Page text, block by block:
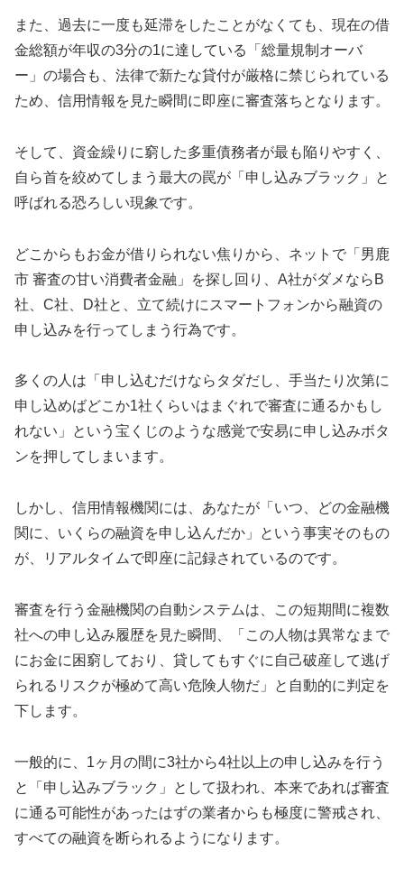
また、過去に一度も延滞をしたことがなくても、現在の借
金総額が年収の3分の1に達している「総量規制オーバ
ー」の場合も、法律で新たな貸付が厳格に禁じられている
ため、信用情報を見た瞬間に即座に審査落ちとなります。
そして、資金繰りに窮した多重債務者が最も陥りやすく、
自ら首を絞めてしまう最大の罠が「申し込みブラック」と
呼ばれる恐ろしい現象です。
どこからもお金が借りられない焦りから、ネットで「男鹿
市 審査の甘い消費者金融」を探し回り、A社がダメならB
社、C社、D社と、立て続けにスマートフォンから融資の
申し込みを行ってしまう行為です。
多くの人は「申し込むだけならタダだし、手当たり次第に
申し込めばどこか1社くらいはまぐれで審査に通るかもし
れない」という宝くじのような感覚で安易に申し込みボタ
ンを押してしまいます。
しかし、信用情報機関には、あなたが「いつ、どの金融機
関に、いくらの融資を申し込んだか」という事実そのもの
が、リアルタイムで即座に記録されているのです。
審査を行う金融機関の自動システムは、この短期間に複数
社への申し込み履歴を見た瞬間、「この人物は異常なまで
にお金に困窮しており、貸してもすぐに自己破産して逃げ
られるリスクが極めて高い危険人物だ」と自動的に判定を
下します。
一般的に、1ヶ月の間に3社から4社以上の申し込みを行う
と「申し込みブラック」として扱われ、本来であれば審査
に通る可能性があったはずの業者からも極度に警戒され、
すべての融資を断られるようになります。